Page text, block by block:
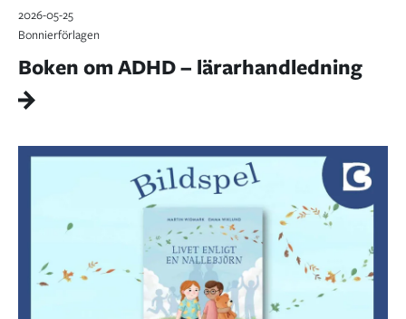
2026-05-25
Bonnierförlagen
Boken om ADHD – lärarhandledning